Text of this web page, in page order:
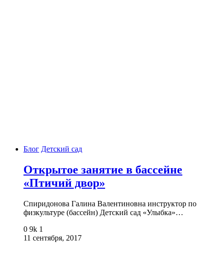
Блог Детский сад
Открытое занятие в бассейне
«Птичий двор»
Спиридонова Галина Валентиновна инструктор по
физкультуре (бассейн) Детский сад «Улыбка»…
0 9k 1
11 сентября, 2017